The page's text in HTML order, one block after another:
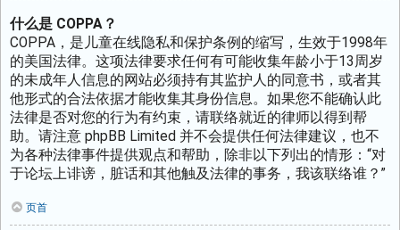
什么是 COPPA？
COPPA，是儿童在线隐私和保护条例的缩写，生效于1998年
的美国法律。这项法律要求任何有可能收集年龄小于13周岁
的未成年人信息的网站必须持有其监护人的同意书，或者其
他形式的合法依据才能收集其身份信息。如果您不能确认此
法律是否对您的行为有约束，请联络就近的律师以得到帮
助。请注意 phpBB Limited 并不会提供任何法律建议，也不
为各种法律事件提供观点和帮助，除非以下列出的情形：“对
于论坛上诽谤，脏话和其他触及法律的事务，我该联络谁？”
页首